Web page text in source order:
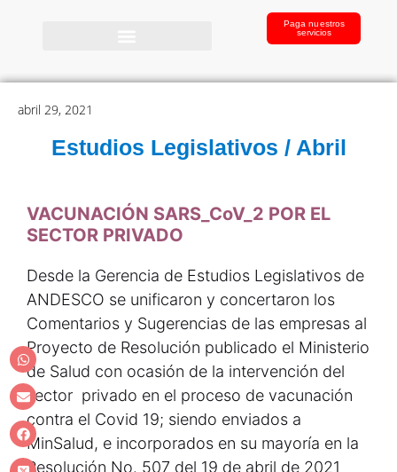
Paga nuestros
servicios
abril 29, 2021
Estudios Legislativos / Abril
VACUNACIÓN SARS_CoV_2 POR EL
SECTOR PRIVADO
Desde la Gerencia de Estudios Legislativos de
ANDESCO se unificaron y concertaron los
Comentarios y Sugerencias de las empresas al
Proyecto de Resolución publicado el Ministerio
de Salud con ocasión de la intervención del
sector privado en el proceso de vacunación
contra el Covid 19; siendo enviados a
MinSalud, e incorporados en su mayoría en la
Resolución No. 507 del 19 de abril de 2021